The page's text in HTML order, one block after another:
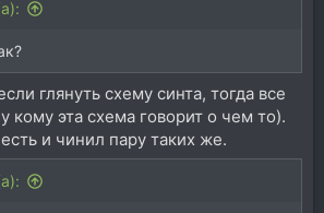
глянуть схему синта, тогда все
кому эта схема говорит о чем то).
и чинил пару таких же.